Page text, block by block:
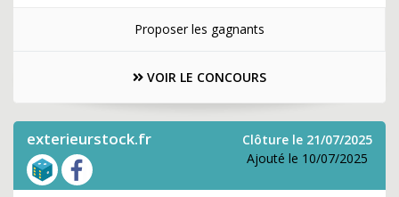
Proposer les gagnants
VOIR LE CONCOURS
exterieurstock.fr
Clôture le 21/07/2025
Ajouté le 10/07/2025